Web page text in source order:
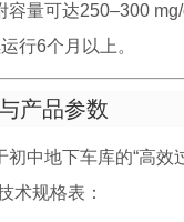
容量可达250–300
行6个月以上。
产品参数
初中地下车库的“高效
术规格表：